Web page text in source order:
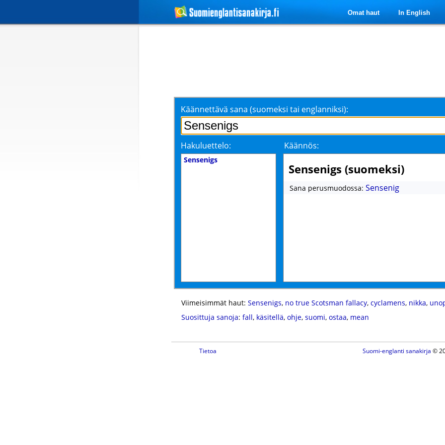
Omat haut In English
Käännettävä sana (suomeksi tai englanniksi):
Hakuluettelo: Käännös:
Sensenigs
Sensenigs (suomeksi)
Sana perusmuodossa: Sensenig
Viimeisimmät haut: Sensenigs, no true Scotsman fallacy, cyclamens, nikka,
Suosittuja sanoja: fall, käsitellä, ohje, suomi, ostaa, mean
Tietoa Suomi-englanti sanakirja ©